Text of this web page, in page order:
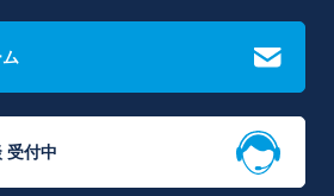
受付中